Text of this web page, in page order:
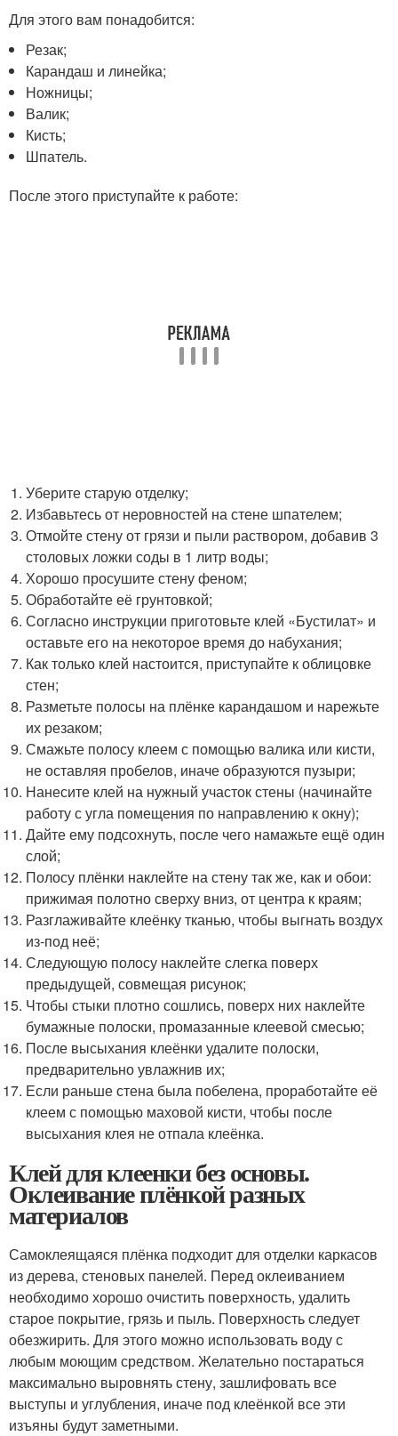
Для этого вам понадобится:
Резак;
Карандаш и линейка;
Ножницы;
Валик;
Кисть;
Шпатель.
После этого приступайте к работе:
Уберите старую отделку;
Избавьтесь от неровностей на стене шпателем;
Отмойте стену от грязи и пыли раствором, добавив 3
столовых ложки соды в 1 литр воды;
Хорошо просушите стену феном;
Обработайте её грунтовкой;
Согласно инструкции приготовьте клей «Бустилат» и
оставьте его на некоторое время до набухания;
Как только клей настоится, приступайте к облицовке
стен;
Разметьте полосы на плёнке карандашом и нарежьте
их резаком;
Смажьте полосу клеем с помощью валика или кисти,
не оставляя пробелов, иначе образуются пузыри;
Нанесите клей на нужный участок стены (начинайте
работу с угла помещения по направлению к окну);
Дайте ему подсохнуть, после чего намажьте ещё один
слой;
Полосу плёнки наклейте на стену так же, как и обои:
прижимая полотно сверху вниз, от центра к краям;
Разглаживайте клеёнку тканью, чтобы выгнать воздух
из-под неё;
Следующую полосу наклейте слегка поверх
предыдущей, совмещая рисунок;
Чтобы стыки плотно сошлись, поверх них наклейте
бумажные полоски, промазанные клеевой смесью;
После высыхания клеёнки удалите полоски,
предварительно увлажнив их;
Если раньше стена была побелена, проработайте её
клеем с помощью маховой кисти, чтобы после
высыхания клея не отпала клеёнка.
Клей для клеенки без основы.
Оклеивание плёнкой разных
материалов
Самоклеящаяся плёнка подходит для отделки каркасов
из дерева, стеновых панелей. Перед оклеиванием
необходимо хорошо очистить поверхность, удалить
старое покрытие, грязь и пыль. Поверхность следует
обезжирить. Для этого можно использовать воду с
любым моющим средством. Желательно постараться
максимально выровнять стену, зашлифовать все
выступы и углубления, иначе под клеёнкой все эти
изъяны будут заметными.